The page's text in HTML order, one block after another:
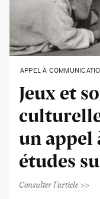
APPEL À
Jeux et
un appel
études
Consulter l'article